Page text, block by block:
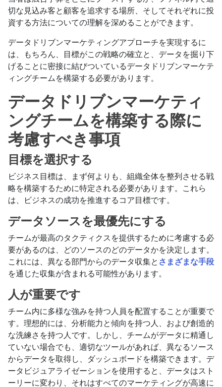
切な見込み客と顧客を追求する場所、そしてそれぞれに投
資する方法についての理解を深めることができます。
データドリブンマーケティングアプローチを実現するに
は、もちろん、目標がこの戦略の確立と、データを掘り下
げることに密接に結びついているデータドリブンマーケテ
ィングチームを構築する必要があります。
データドリブンマーケティ
ングチームを構築する際に
考慮すべき事項
目標を選択する
ビジネス目標は、まず何よりも、組織全体を整列させる戦
略を構築するために特定される必要があります。これら
は、ビジネスの成功を推進するコア目標です。
データソースを最優先にする
チームが最高のタクティクスを提供するために考慮する必
要があるのは、どのソースのどのデータかを決定します。
これには、異なる部門からのデータ収集と さまざまな手段
を通じた収集が含まれる可能性があります。
人が重要です
チーム内に多様な強みを持つ人員を配置することが重要で
す。理想的には、分析能力と傾向を持つ人、および創造的
な洗練さを持つ人です。しかし、チームがデータに精通し
ていない場合でも、適切なツールがあれば、異なるソース
からデータを取得し、ダッシュボードを構築できます。デ
ータビジュアライゼーションを使用すると、データはスト
ーリーに変わり、それはすべてのマーケティングが高速に